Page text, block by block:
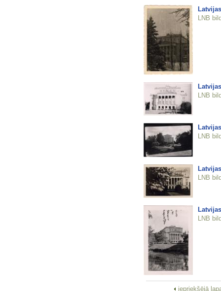
LNB
LNB
LNB
LNB
LNB
iepriekšējā